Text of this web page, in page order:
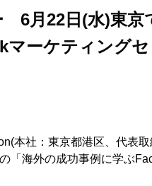
月22日(水)東京
ーケティングセ
本社：東京都港区、代表
「海外の成功事例に学ぶ